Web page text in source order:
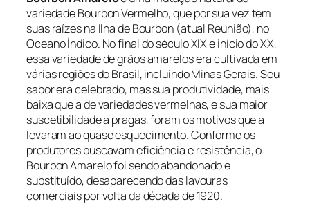
variedade Bourbon Vermelho, que por sua vez tem
suas raízes na Ilha de Bourbon (atual Reunião), no
Oceano Índico. No final do século XIX e início do XX,
essa variedade de grãos amarelos era cultivada em
várias regiões do Brasil, incluindo Minas Gerais. Seu
sabor era celebrado, mas sua produtividade, mais
baixa que a de variedades vermelhas, e sua maior
suscetibilidade a pragas, foram os motivos que a
levaram ao quase esquecimento. Conforme os
produtores buscavam eficiência e resistência, o
Bourbon Amarelo foi sendo abandonado e
substituído, desaparecendo das lavouras
comerciais por volta da década de 1920.